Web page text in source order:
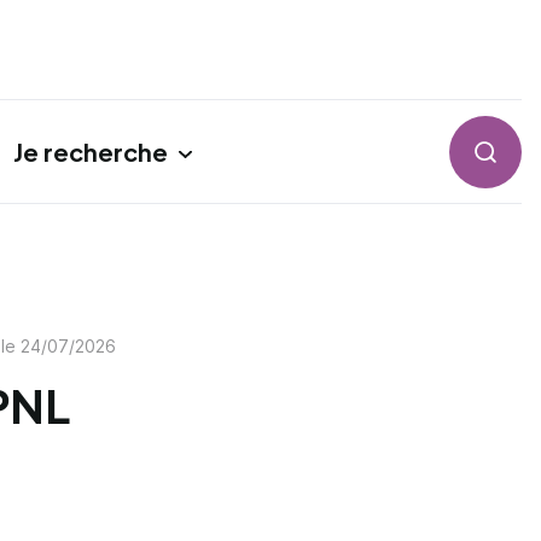
Je recherche
24/07/2026